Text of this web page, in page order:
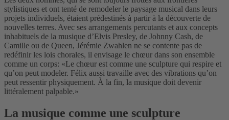
stylistiques et ont tenté de remodeler le paysage musical dans leurs
projets individuels, étaient prédestinés à partir à la découverte de
nouvelles terres. Avec ses arrangements percutants et aux concepts
inhabituels de la musique d’Elvis Presley, de Johnny Cash, de
Camille ou de Queen, Jérémie Zwahlen ne se contente pas de
redéfinir les lois chorales, il envisage le chœur dans son ensemble
comme un corps: «Le chœur est comme une sculpture qui respire et
qu’on peut modeler. Félix aussi travaille avec des vibrations qu’on
peut ressentir physiquement. À la fin, la musique doit devenir
littéralement palpable.»
La musique comme une sculpture